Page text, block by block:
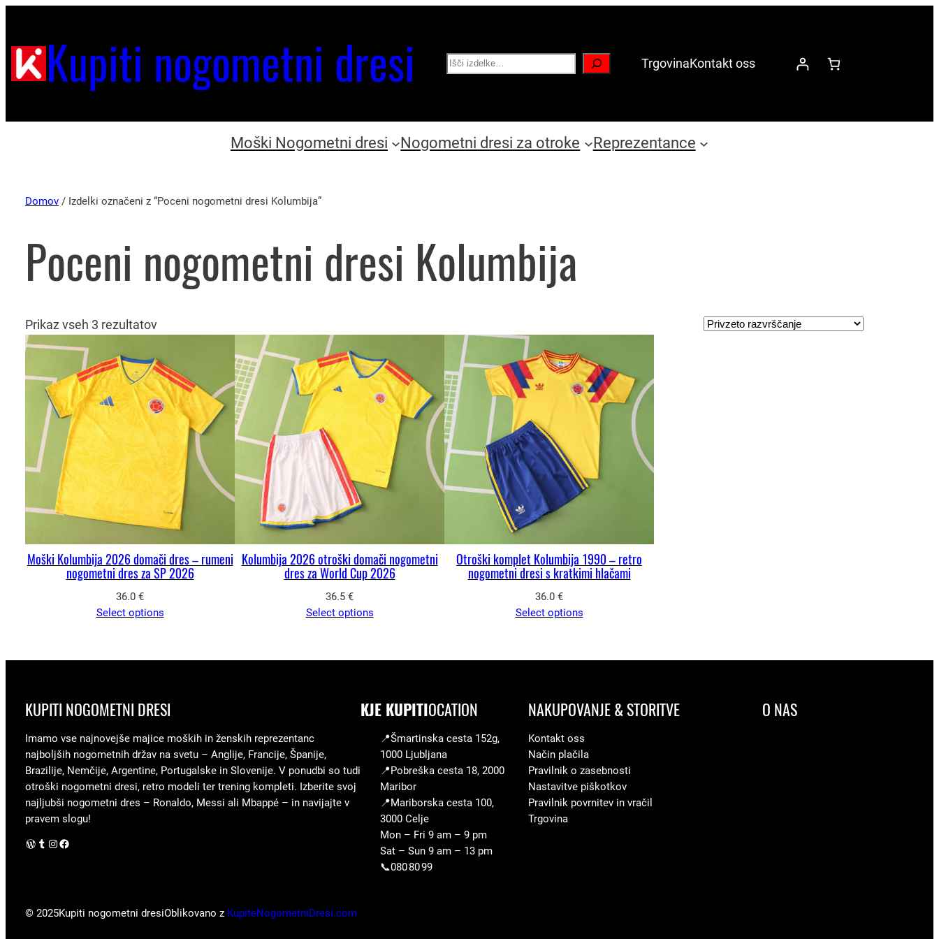
Kupiti nogometni dresi Search TrgovinaKontakt oss
Moški Nogometni dresi Nogometni dresi za otroke Reprezentance
Domov / Izdelki označeni z “Poceni nogometni dresi Kolumbija”
Poceni nogometni dresi Kolumbija
Prikaz vseh 3 rezultatov
Moški Kolumbija 2026 domači dres – rumeni
nogometni dres za SP 2026
36.0 €
Select options
Kolumbija 2026 otroški domači nogometni
dres za World Cup 2026
36.5 €
Select options
Otroški komplet Kolumbija 1990 – retro
nogometni dresi s kratkimi hlačami
36.0 €
Select options
KUPITI NOGOMETNI DRESI
Imamo vse najnovejše majice moških in ženskih reprezentanc
najboljših nogometnih držav na svetu – Anglije, Francije, Španije,
Brazilije, Nemčije, Argentine, Portugalske in Slovenije. V ponudbi so tudi
otroški nogometni dresi, retro modeli ter trening kompleti. Izberite svoj
najljubši nogometni dres – Ronaldo, Messi ali Mbappé – in navijajte v
pravem slogu!
WordPress Instagram Facebook
KJE KUPITIOCATION
📍Šmartinska cesta 152g,
1000 Ljubljana
📍Pobreška cesta 18, 2000
Maribor
📍Mariborska cesta 100,
3000 Celje
Mon – Fri 9 am – 9 pm
Sat – Sun 9 am – 13 pm
📞080 80 99
NAKUPOVANJE & STORITVE
Kontakt oss
Način plačila
Pravilnik o zasebnosti
Nastavitve piškotkov
Pravilnik povrnitev in vračil
Trgovina
O NAS
© 2025Kupiti nogometni dresiOblikovano z KupiteNogometniDresi.com